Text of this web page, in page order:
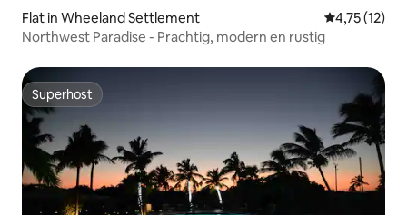
Flat in Wheeland Settlement Gemiddelde
4,75 (12)
Northwest Paradise - Prachtig, modern en rustig
Superhost
Superhost